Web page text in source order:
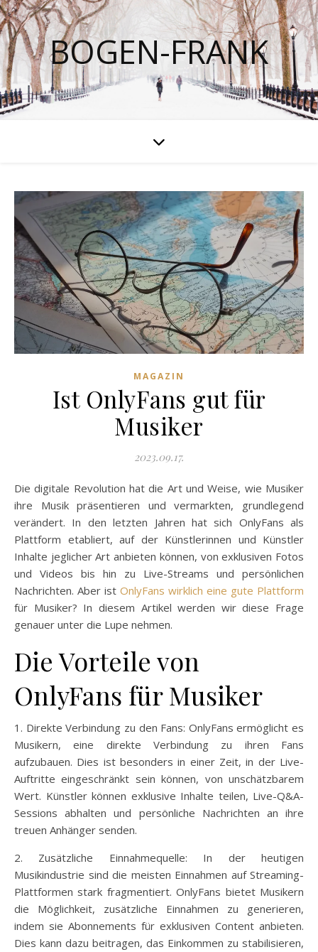
BOGEN-FRANK
MAGAZIN
Ist OnlyFans gut für
Musiker
2023.09.17.
Die digitale Revolution hat die Art und Weise, wie Musiker
ihre Musik präsentieren und vermarkten, grundlegend
verändert. In den letzten Jahren hat sich OnlyFans als
Plattform etabliert, auf der Künstlerinnen und Künstler
Inhalte jeglicher Art anbieten können, von exklusiven Fotos
und Videos bis hin zu Live-Streams und persönlichen
Nachrichten. Aber ist OnlyFans wirklich eine gute Plattform
für Musiker? In diesem Artikel werden wir diese Frage
genauer unter die Lupe nehmen.
Die Vorteile von
OnlyFans für Musiker
1. Direkte Verbindung zu den Fans: OnlyFans ermöglicht es
Musikern, eine direkte Verbindung zu ihren Fans
aufzubauen. Dies ist besonders in einer Zeit, in der Live-
Auftritte eingeschränkt sein können, von unschätzbarem
Wert. Künstler können exklusive Inhalte teilen, Live-Q&A-
Sessions abhalten und persönliche Nachrichten an ihre
treuen Anhänger senden.
2. Zusätzliche Einnahmequelle: In der heutigen
Musikindustrie sind die meisten Einnahmen auf Streaming-
Plattformen stark fragmentiert. OnlyFans bietet Musikern
die Möglichkeit, zusätzliche Einnahmen zu generieren,
indem sie Abonnements für exklusiven Content anbieten.
Dies kann dazu beitragen, das Einkommen zu stabilisieren,